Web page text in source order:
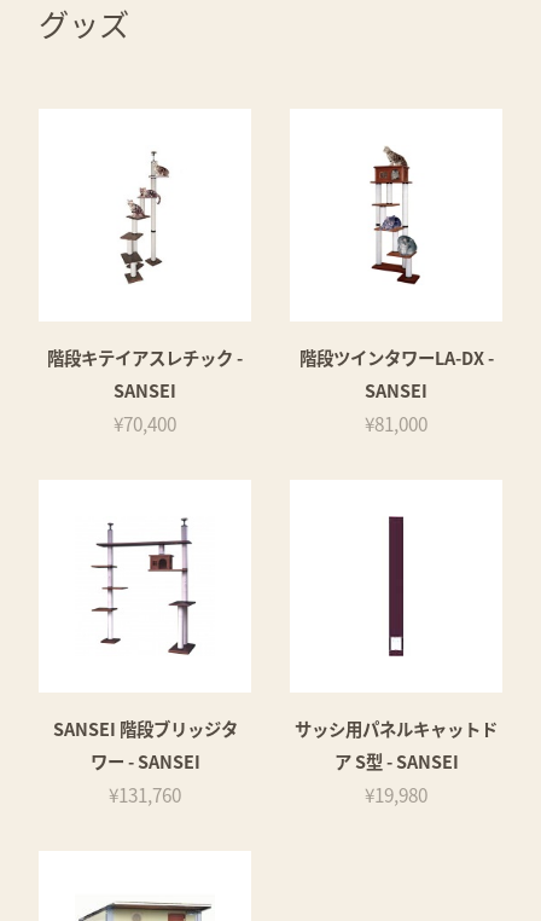
グッズ
階段キテイアスレチック -
SANSEI
¥70,400
階段ツインタワーLA-DX -
SANSEI
¥81,000
SANSEI 階段ブリッジタ
ワー - SANSEI
¥131,760
サッシ用パネルキャットド
ア S型 - SANSEI
¥19,980